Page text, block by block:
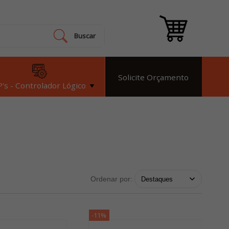
Buscar
- Controlador Lógico
Solicite Orçamento
Ordenar por:
-11%